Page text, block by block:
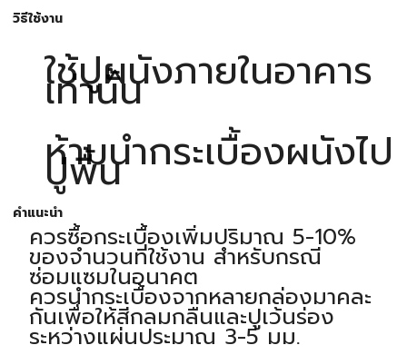
วิธีใช้งาน
ใช้ปูผนังภายในอาคาร
เท่านั้น
ห้ามนำกระเบื้องผนังไป
ปูพื้น
คำแนะนำ
ควรซื้อกระเบื้องเพิ่มปริมาณ 5-10%
ของจำนวนที่ใช้งาน สำหรับกรณี
ซ่อมแซมในอนาคต
ควรนำกระเบื้องจากหลายกล่องมาคละ
กันเพื่อให้สีกลมกลืนและปูเว้นร่อง
ระหว่างแผ่นประมาณ 3-5 มม.